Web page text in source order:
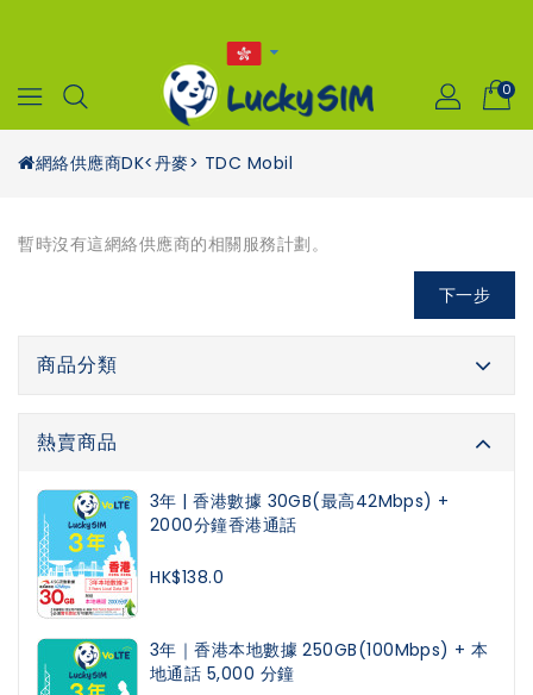
0
網絡供應商DK<丹麥> TDC Mobil
暫時沒有這網絡供應商的相關服務計劃。
下一步
商品分類
熱賣商品
3年 | 香港數據 30GB(最高42Mbps) +
2000分鐘香港通話
HK$138.0
3年｜香港本地數據 250GB(100Mbps) + 本
地通話 5,000 分鐘